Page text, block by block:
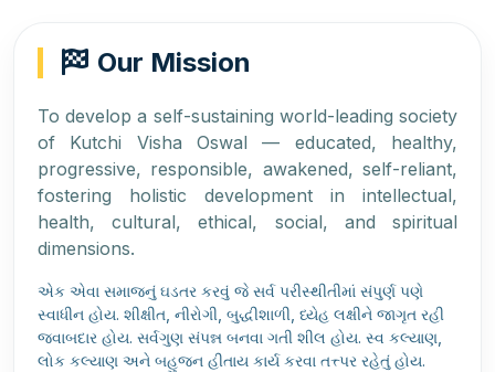
Our Mission
To develop a self-sustaining world-leading society
of Kutchi Visha Oswal — educated, healthy,
progressive, responsible, awakened, self-reliant,
fostering holistic development in intellectual,
health, cultural, ethical, social, and spiritual
dimensions.
એક એવા સમાજનું ઘડતર કરવું જે સર્વ પરીસ્થીતીમાં સંપુર્ણ પણે
સ્વાધીન હોય. શીક્ષીત, નીરોગી, બુદ્ધીશાળી, ધ્યેહ લક્ષીને જાગૃત રહી
જવાબદાર હોય. સર્વગુણ સંપન્ન બનવા ગતી શીલ હોય. સ્વ કલ્યાણ,
લોક કલ્યાણ અને બહુજન હીતાય કાર્ય કરવા તત્ત્પર રહેતું હોય.